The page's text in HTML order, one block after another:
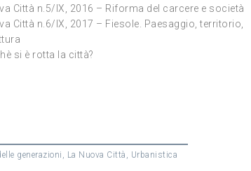
Città n.5/IX, 2016 – Riforma del carcere e società
Città n.6/IX, 2017 – Fiesole. Paesaggio, territorio,
si è rotta la città?
generazioni , La Nuova Città , Urbanistica